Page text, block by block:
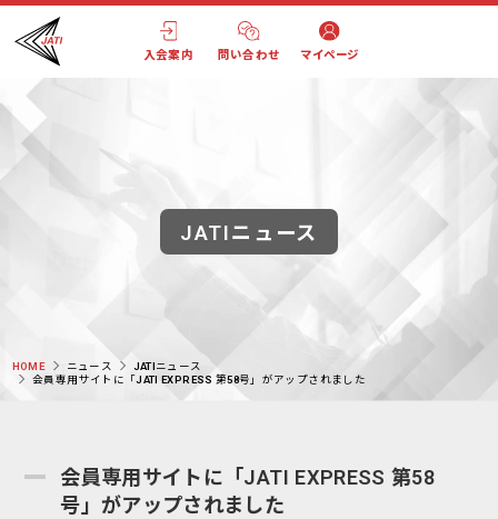
入会案内 問い合わせ マイページ
JATIニュース
HOME ニュース
JATIニュース
会員専用サイトに「JATI EXPRESS 第58号」がアップされました
会員専用サイトに「JATI EXPRESS 第58
号」がアップされました